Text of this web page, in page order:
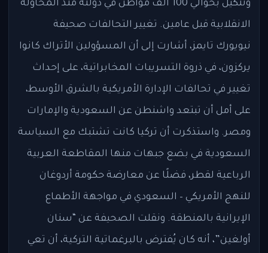
وتنكيل بحوالي 100 ألف مواطن في دولته منذ المحاولة
الانقلابية قبل عامين. تغيير التحالفات صحيفة
نيويورك تايمز، أشارت إلى أن المسؤولين الأتراك كانوا
يركزون، في ذروة التسريبات المخابراتية، على إحداث
تغيير في تحالفات الإدارة الأمريكية بالشرق الأوسط،
على أمل أن تبتعد واشنطن عن السعودية والإمارات
ومصر. واستذكرت أن تركيا كانت تشتبك مع السياسة
السعودية في بضع جبهات منها المقاطعة العربية
الرباعية لقطر، فضلًا عن معارضة حكومة أردوغان
للنهج الأمريكي – السعودي في مواجهة الأطماع
الإيرانية بالمنطقة. ونقلت الصحيفة عن “سنان
أولغين”، أنه كان يُفترض بالبرغماتية التركية، أن تعي